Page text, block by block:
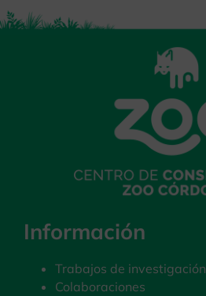
Información
Trabajos de investigación
Colaboraciones